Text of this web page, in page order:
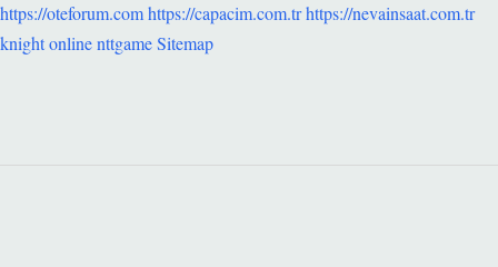
https://oteforum.comhttps://capacim.com.trhttps://nevainsaat.com.tr
knight onlinenttgameSitemap